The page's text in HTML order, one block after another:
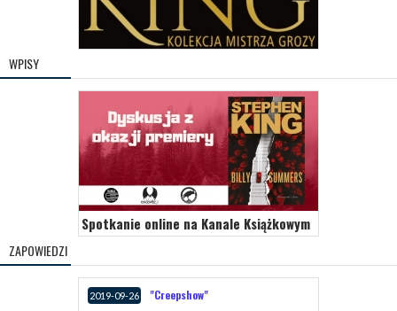
WPISY
Spotkanie online na Kanale Książkowym
ZAPOWIEDZI
2019-09-26 "Creepshow"